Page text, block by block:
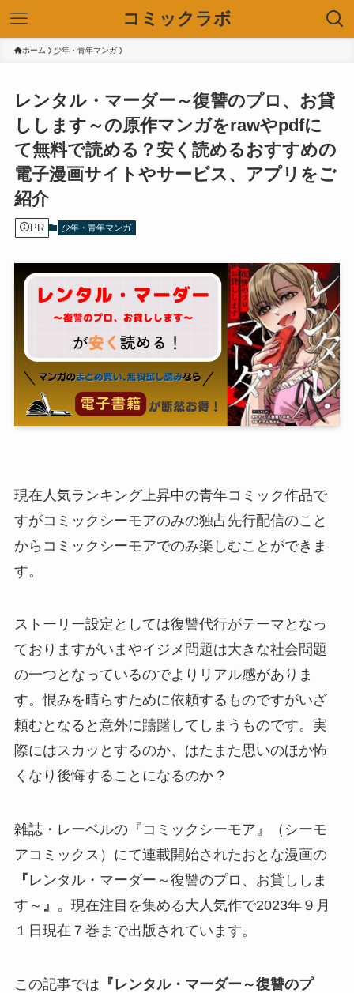
コミックラボ
ホーム 少年・青年マンガ
レンタル・マーダー～復讐のプロ、お貸
しします～の原作マンガをrawやpdfに
て無料で読める？安く読めるおすすめの
電子漫画サイトやサービス、アプリをご
紹介
PR 少年・青年マンガ
現在人気ランキング上昇中の青年コミック作品で
すがコミックシーモアのみの独占先行配信のこと
からコミックシーモアでのみ楽しむことができま
す。
ストーリー設定としては復讐代行がテーマとなっ
ておりますがいまやイジメ問題は大きな社会問題
の一つとなっているのでよりリアル感がありま
す。恨みを晴らすために依頼するものですがいざ
頼むとなると意外に躊躇してしまうものです。実
際にはスカッとするのか、はたまた思いのほか怖
くなり後悔することになるのか？
雑誌・レーベルの『コミックシーモア』（シーモ
アコミックス）にて連載開始されたおとな漫画の
『レンタル・マーダー～復讐のプロ、お貸ししま
す～ 』 。現在注目を集める大人気作で2023年９月
１日現在７巻まで出版されています。
この記事では 『レンタル・マーダー～復讐のプ